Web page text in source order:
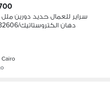
سراير للعمال حديد دورين
دهان الكتروستاتيك/01002782606
Cairo